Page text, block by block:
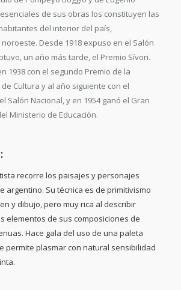
de sus obras los constituyen las
del interior del país,
Desde 1918 expuso en el Salón
un año más tarde, el Premio Sívori.
1938 con el segundo Premio de la
Cultura y al año siguiente con el
Salón Nacional, y en 1954 ganó el Gran
Ministerio de Educación.
recorre los paisajes y personajes
argentino. Su técnica es de primitivismo
y dibujo, pero muy rica al describir
elementos de sus composiciones de
Hace gala del uso de una paleta
permite plasmar con natural sensibilidad